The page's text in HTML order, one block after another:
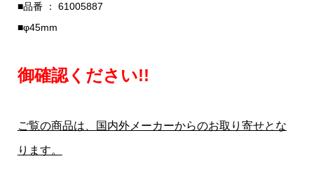
■品番 ： 61005887
■φ45mm
御確認ください!!
ご覧の商品は、国内外メーカーからのお取り寄せとな
ります。